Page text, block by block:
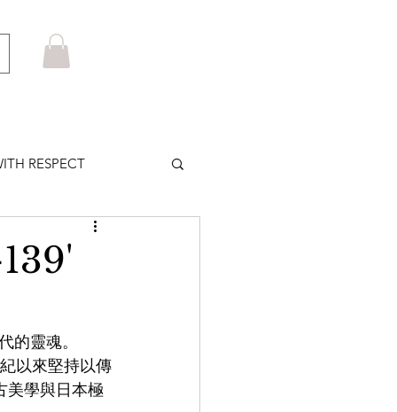
RESPECT
BROWNE
的靈魂。
以來堅持以傳
美學與日本極